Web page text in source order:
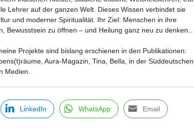
Lehrer auf der ganzen Welt. Dieses Wissen verbindet sie
und moderner Spiritualität. Ihr Ziel: Menschen in ihre
Bewusstsein zu öffnen – und Heilung ganz neu zu denken..
Projekte sind bislang erschienen in den Publikationen:
Aura-Magazin, Tina, Bella, in der Süddeutschen
Medien.
LinkedIn WhatsApp Email